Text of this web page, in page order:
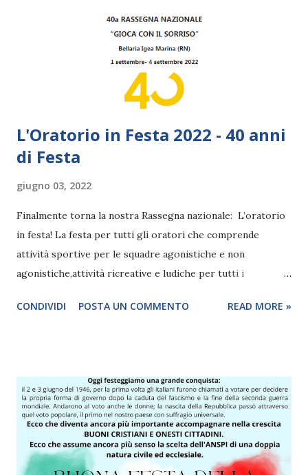
L'Oratorio in Festa 2022 - 40 anni
di Festa
giugno 03, 2022
Finalmente torna la nostra Rassegna nazionale: L’oratorio
in festa! La festa per tutti gli oratori che comprende
attività sportive per le squadre agonistiche e non
agonistiche,attività ricreative e ludiche per tutti i
due anni di pandemia e perché è la quarantesima edizione.
QUI IL PROGRAMMA COMPLETO
CONDIVIDI POSTA UN COMMENTO READ MORE »